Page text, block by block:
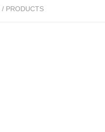
/ PRODUCTS